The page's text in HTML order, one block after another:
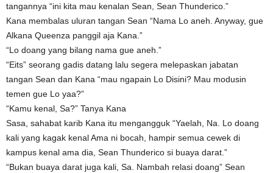
tangannya “ini kita mau kenalan Sean, Sean Thunderico.”
Kana membalas uluran tangan Sean “Nama Lo aneh. Anyway, gue
Alkana Queenza panggil aja Kana.”
“Lo doang yang bilang nama gue aneh.”
“Eits” seorang gadis datang lalu segera melepaskan jabatan
tangan Sean dan Kana “mau ngapain Lo Disini? Mau modusin
temen gue Lo yaa?”
“Kamu kenal, Sa?” Tanya Kana
Sasa, sahabat karib Kana itu mengangguk “Yaelah, Na. Lo doang
kali yang kagak kenal Ama ni bocah, hampir semua cewek di
kampus kenal ama dia, Sean Thunderico si buaya darat.”
“Bukan buaya darat juga kali, Sa. Nambah relasi doang” Sean